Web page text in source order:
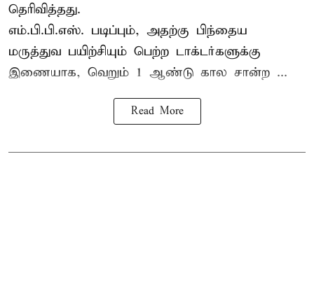
தெரிவித்தது.
எம்.பி.பி.எஸ். படிப்பும், அதற்கு பிந்தைய
மருத்துவ பயிற்சியும் பெற்ற டாக்டர்களுக்கு
இணையாக, வெறும் 1 ஆண்டு கால சான்ற ...
Read More